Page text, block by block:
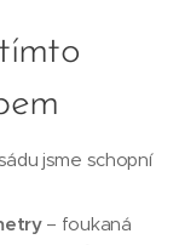
jsme schopní
– foukaná